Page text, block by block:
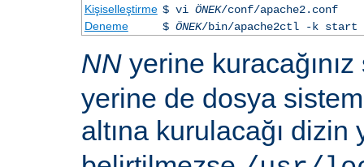
Kişiselleştirme $ vi ÖNEK/conf/apache2.conf
Deneme
$ ÖNEK/bin/apache2ctl -k start
NN yerine
yerine de dosya
altına kurulacağı dizin